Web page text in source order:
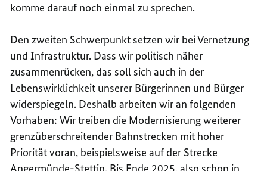
komme darauf noch einmal zu sprechen.
Den zweiten Schwerpunkt setzen wir bei Vernetzung
und Infrastruktur. Dass wir politisch näher
zusammenrücken, das soll sich auch in der
Lebenswirklichkeit unserer Bürgerinnen und Bürger
widerspiegeln. Deshalb arbeiten wir an folgenden
Vorhaben: Wir treiben die Modernisierung weiterer
grenzüberschreitender Bahnstrecken mit hoher
Priorität voran, beispielsweise auf der Strecke